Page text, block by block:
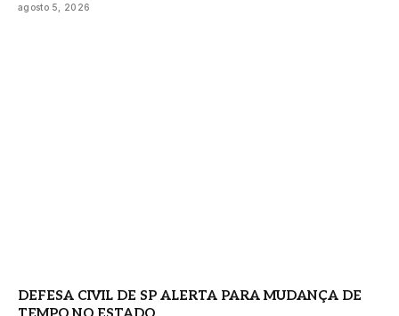
agosto 5, 2026
DEFESA CIVIL DE SP ALERTA PARA MUDANÇA DE